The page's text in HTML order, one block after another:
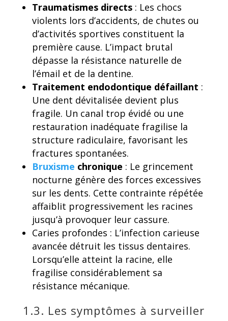
Traumatismes directs: Les chocs
violents lors d’accidents, de chutes ou
d’activités sportives constituent la
première cause. L’impact brutal
dépasse la résistance naturelle de
l’émail et de la dentine.
Traitement endodontique défaillant :
Une dent dévitalisée devient plus
fragile. Un canal trop évidé ou une
restauration inadéquate fragilise la
structure radiculaire, favorisant les
fractures spontanées.
Bruxisme chronique : Le grincement
nocturne génère des forces excessives
sur les dents. Cette contrainte répétée
affaiblit progressivement les racines
jusqu’à provoquer leur cassure.
Caries profondes : L’infection carieuse
avancée détruit les tissus dentaires.
Lorsqu’elle atteint la racine, elle
fragilise considérablement sa
résistance mécanique.
1.3. Les symptômes à surveiller